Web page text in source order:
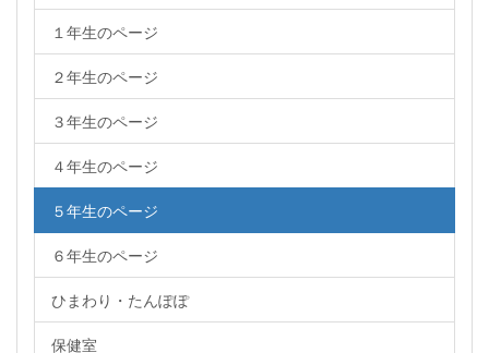
１年生のページ
２年生のページ
３年生のページ
４年生のページ
５年生のページ
６年生のページ
ひまわり・たんぽぽ
保健室